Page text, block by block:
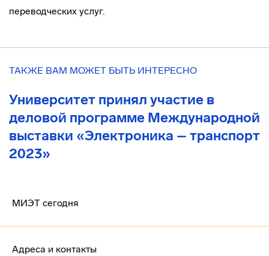
переводческих услуг.
ТАКЖЕ ВАМ МОЖЕТ БЫТЬ ИНТЕРЕСНО
Университет принял участие в
деловой программе Международной
выставки «Электроника – транспорт
2023»
МИЭТ сегодня
Адреса и контакты